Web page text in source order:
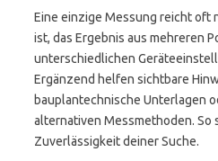
Eine einzige Messung reicht oft
ist, das Ergebnis aus mehreren
unterschiedlichen
Ergänzend helfen sichtbare
bauplantechnische Unterlagen
alternativen Messmethoden. So
Zuverlässigkeit deiner Suche.